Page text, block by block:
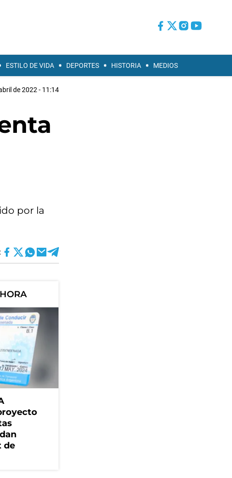
ESTILO DE VIDA DEPORTES HISTORIA MEDIOS
de 2022 - 11:14
por la
de